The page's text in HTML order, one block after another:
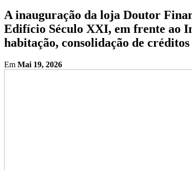
A inauguração da loja Doutor
Edifício Século XXI, em frente ao
habitação, consolidação de créditos
Em Mai 19, 2026